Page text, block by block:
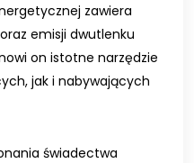
zawiera
emisji dwutlenku
on istotne narzędzie
jak i nabywających
świadectwa